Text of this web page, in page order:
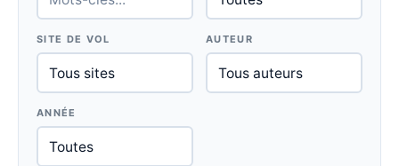
SITE DE VOL AUTEUR
ANNÉE